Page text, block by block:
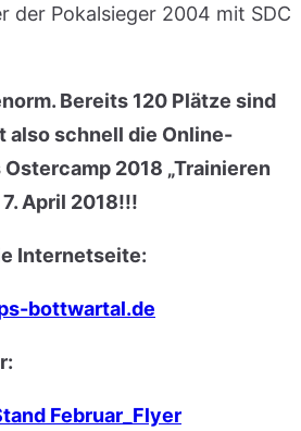
der Pokalsieger 2004 mit SDC
Bereits 120 Plätze sind
schnell die Online-
2018 „Trainieren
April 2018!!!
Internetseite:
bottwartal.de
Februar_Flyer